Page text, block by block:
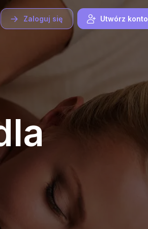
Zaloguj się Utwórz konto